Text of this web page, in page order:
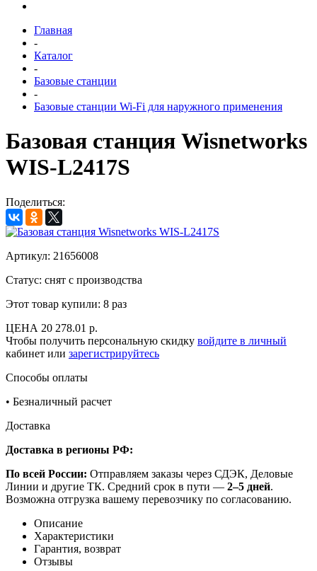
Главная
-
Каталог
-
Базовые станции
-
Базовые станции Wi-Fi для наружного применения
Базовая станция Wisnetworks
WIS-L2417S
Поделиться:
Артикул: 21656008
Статус: снят с производства
Этот товар купили: 8 раз
ЦЕНА 20 278.01 р.
Чтобы получить персональную скидку войдите в личный
кабинет или зарегистрируйтесь
Способы оплаты
• Безналичный расчет
Доставка
Доставка в регионы РФ:
По всей России: Отправляем заказы через СДЭК, Деловые
Линии и другие ТК. Средний срок в пути — 2–5 дней.
Возможна отгрузка вашему перевозчику по согласованию.
Описание
Характеристики
Гарантия, возврат
Отзывы